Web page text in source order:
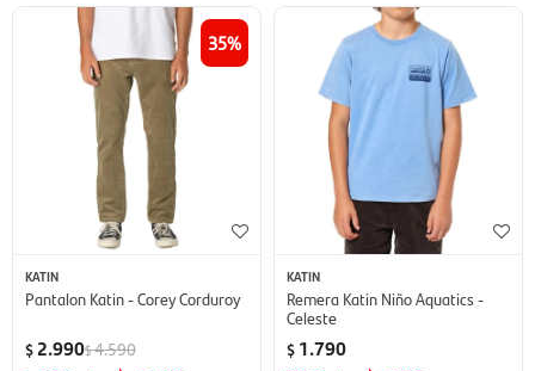
35
KATIN
Pantalon Katin - Corey Corduroy
$ 2.990$4.590
KATIN
Remera Katin Niño Aquatics -
Celeste
$ 1.790